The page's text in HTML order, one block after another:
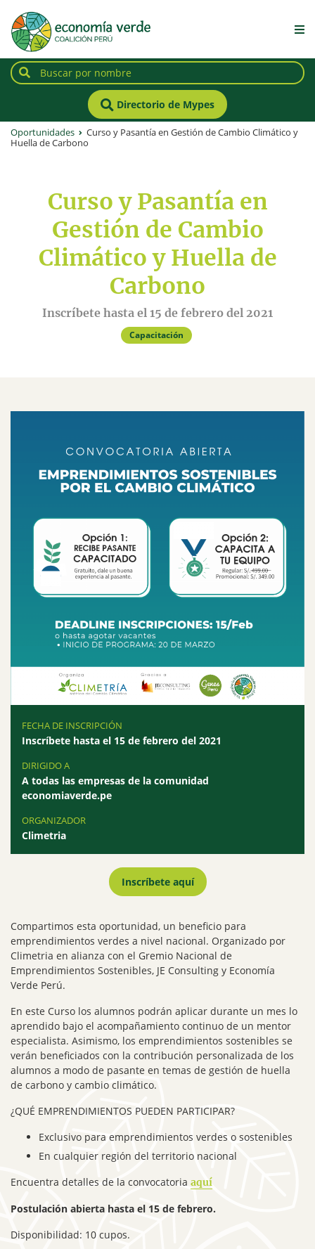
Directorio de Mypes
Oportunidades
Curso y Pasantía en Gestión de Cambio Climático y
Huella de Carbono
Curso y Pasantía en
Gestión de Cambio
Climático y Huella de
Carbono
Inscríbete hasta el 15 de febrero del 2021
Capacitación
FECHA DE INSCRIPCIÓN
Inscríbete hasta el 15 de febrero del 2021
DIRIGIDO A
A todas las empresas de la comunidad
economiaverde.pe
ORGANIZADOR
Climetria
Inscríbete aquí
Compartimos esta oportunidad, un beneficio para
emprendimientos verdes a nivel nacional. Organizado por
Climetria en alianza con el Gremio Nacional de
Emprendimientos Sostenibles, JE Consulting y Economía
Verde Perú.
En este Curso los alumnos podrán aplicar durante un mes lo
aprendido bajo el acompañamiento continuo de un mentor
especialista. Asimismo, los emprendimientos sostenibles se
verán beneficiados con la contribución personalizada de los
alumnos a modo de pasante en temas de gestión de huella
de carbono y cambio climático.
¿QUÉ EMPRENDIMIENTOS PUEDEN PARTICIPAR?
Exclusivo para emprendimientos verdes o sostenibles
En cualquier región del territorio nacional
Encuentra detalles de la convocatoria aquí
Postulación abierta hasta el 15 de febrero.
Disponibilidad: 10 cupos.